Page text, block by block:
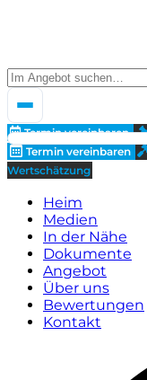
Termin vereinbaren
Termin vereinbaren
Wertschätzung
Heim
Medien
In der Nähe
Dokumente
Angebot
Über uns
Bewertungen
Kontakt